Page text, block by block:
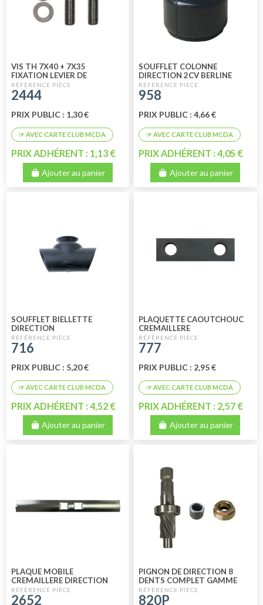
VIS TH 7X40 + 7X35
FIXATION LEVIER DE
DIRECTION
2444
PRIX PUBLIC : 1,30 €
PRIX ADHÉRENT : 1,13 €
Ajouter au panier
SOUFFLET COLONNE
DIRECTION 2CV BERLINE
958
PRIX PUBLIC : 4,66 €
PRIX ADHÉRENT : 4,05 €
Ajouter au panier
SOUFFLET BIELLETTE
DIRECTION
716
PRIX PUBLIC : 5,20 €
PRIX ADHÉRENT : 4,52 €
Ajouter au panier
PLAQUETTE CAOUTCHOUC
CREMAILLERE
777
PRIX PUBLIC : 2,95 €
PRIX ADHÉRENT : 2,57 €
Ajouter au panier
PLAQUE MOBILE
CREMAILLERE DIRECTION
2652
PIGNON DE DIRECTION 8
DENTS COMPLET GAMME
PERFORMANCE
820P